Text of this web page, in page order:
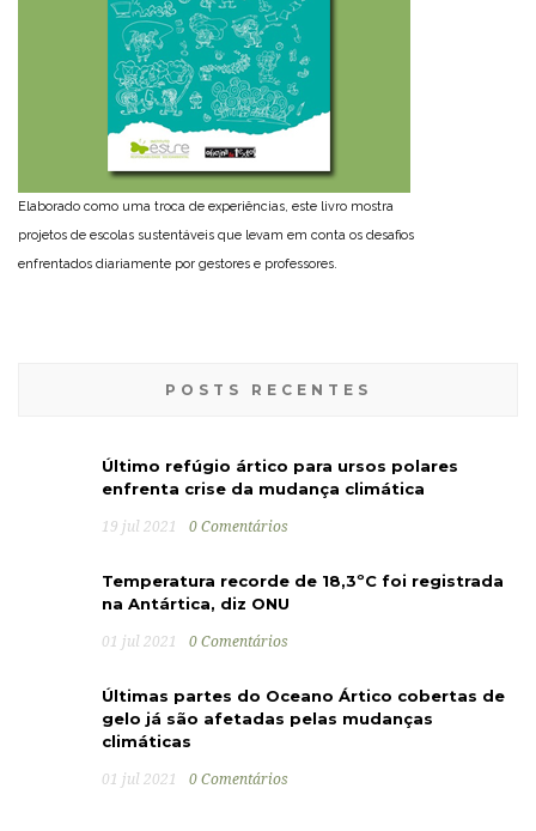
Elaborado como uma troca de experiências, este livro mostra
projetos de escolas sustentáveis que levam em conta os desafios
enfrentados diariamente por gestores e professores.
POSTS RECENTES
Último refúgio ártico para ursos polares
enfrenta crise da mudança climática
19 jul 2021 0 Comentários
Temperatura recorde de 18,3ºC foi registrada
na Antártica, diz ONU
01 jul 2021 0 Comentários
Últimas partes do Oceano Ártico cobertas de
gelo já são afetadas pelas mudanças
climáticas
01 jul 2021 0 Comentários